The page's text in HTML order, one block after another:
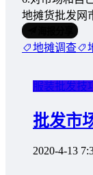
地摊货批发网
地摊调查
服装批发技
批发市
2020-4-13